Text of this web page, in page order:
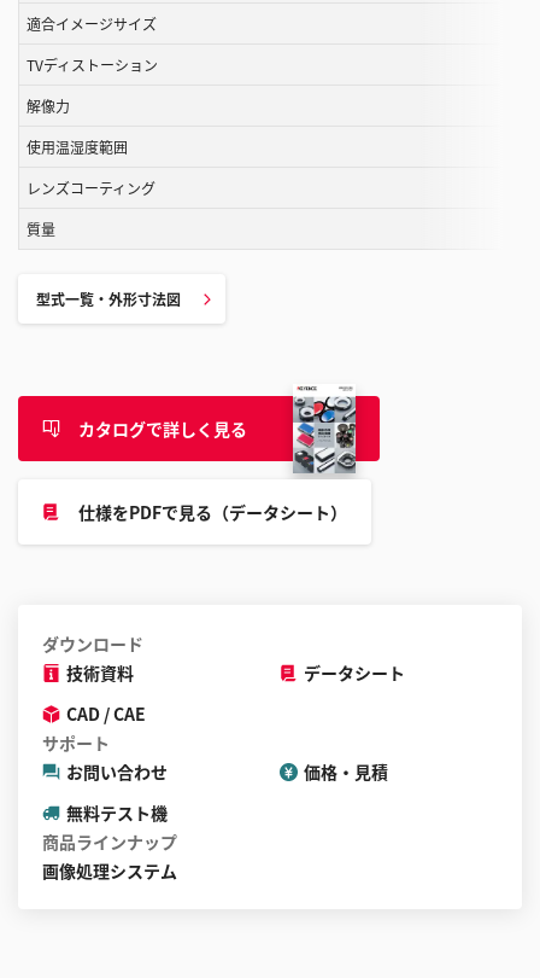
適合イメージサイズ
TVディストーション
解像力
使用温湿度範囲
レンズコーティング
質量
型式一覧・外形寸法図
カタログで詳しく見る
仕様をPDFで見る（データシート）
ダウンロード
技術資料
データシート
CAD / CAE
サポート
お問い合わせ
価格・見積
無料テスト機
商品ラインナップ
画像処理システム